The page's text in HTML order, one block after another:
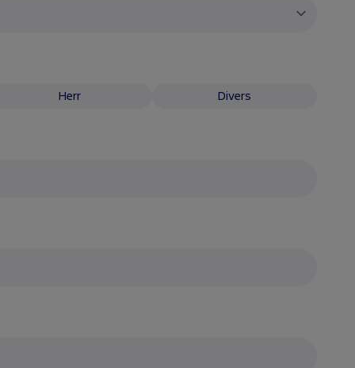
Herr Divers